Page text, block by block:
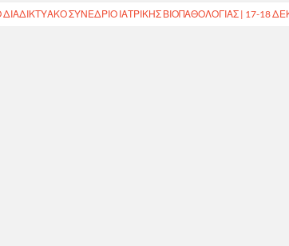
ΣΥΝΈΔΡΙΟ ΙΑΤΡΙΚΉΣ ΒΙΟΠΑΘΟΛΟΓΊΑΣ | 17-18